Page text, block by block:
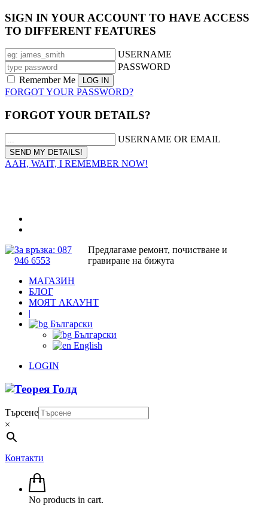
SIGN IN YOUR ACCOUNT TO HAVE ACCESS
TO DIFFERENT FEATURES
USERNAME
PASSWORD
Remember Me
FORGOT YOUR PASSWORD?
FORGOT YOUR DETAILS?
USERNAME OR EMAIL
AAH, WAIT, I REMEMBER NOW!
За връзка: 087
946 6553
Предлагаме ремонт, почистване и
гравиране на бижута
МАГАЗИН
БЛОГ
МОЯТ АКАУНТ
|
Български
Български
English
LOGIN
Търсене
×
Контакти
No products in cart.